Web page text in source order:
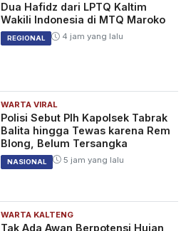
Dua Hafidz dari LPTQ Kaltim
Wakili Indonesia di MTQ Maroko
REGIONAL 4 jam yang lalu
WARTA VIRAL
Polisi Sebut Plh Kapolsek Tabrak
Balita hingga Tewas karena Rem
Blong, Belum Tersangka
NASIONAL 5 jam yang lalu
WARTA KALTENG
Tak Ada Awan Berpotensi Hujan